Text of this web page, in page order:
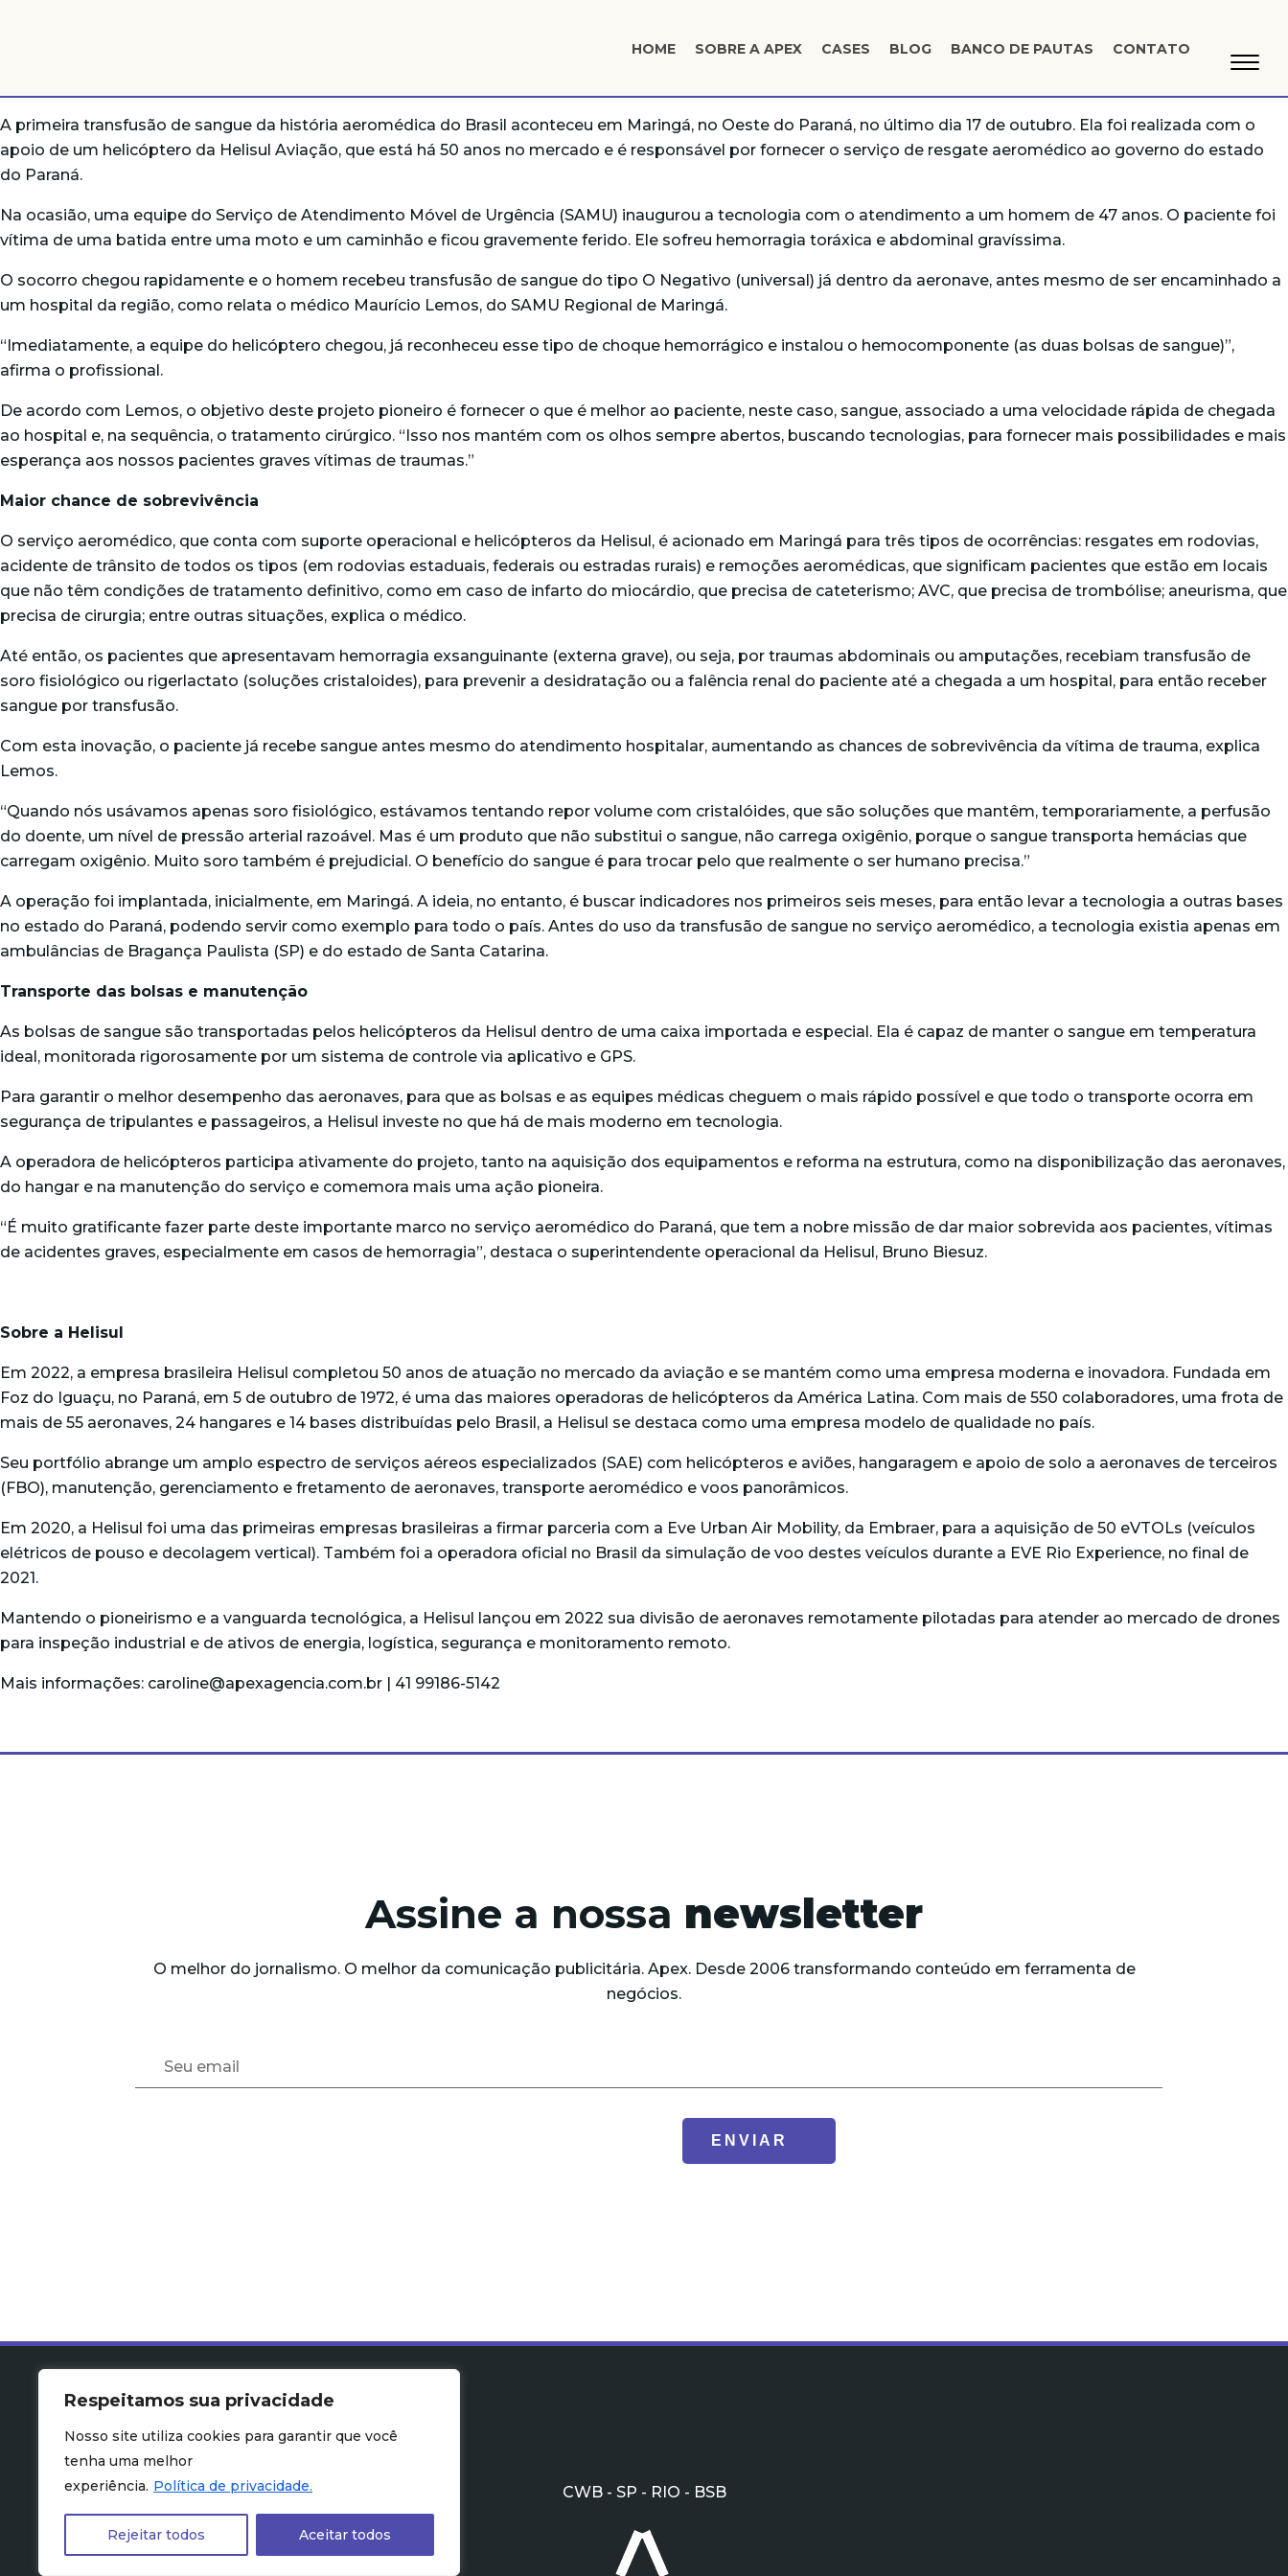
Respeitamos sua privacidade
Nosso site utiliza cookies para garantir que você
tenha uma melhor
experiência. Política de privacidade.
Rejeitar todos Aceitar todos
HOME SOBRE A APEX CASES BLOG BANCO DE PAUTAS CONTATO
A primeira transfusão de sangue da história aeromédica do Brasil aconteceu em Maringá, no Oeste do Paraná, no último dia 17 de outubro. Ela foi realizada com o
apoio de um helicóptero da Helisul Aviação, que está há 50 anos no mercado e é responsável por fornecer o serviço de resgate aeromédico ao governo do estado
do Paraná.
Na ocasião, uma equipe do Serviço de Atendimento Móvel de Urgência (SAMU) inaugurou a tecnologia com o atendimento a um homem de 47 anos. O paciente foi
vítima de uma batida entre uma moto e um caminhão e ficou gravemente ferido. Ele sofreu hemorragia toráxica e abdominal gravíssima.
O socorro chegou rapidamente e o homem recebeu transfusão de sangue do tipo O Negativo (universal) já dentro da aeronave, antes mesmo de ser encaminhado a
um hospital da região, como relata o médico Maurício Lemos, do SAMU Regional de Maringá.
“Imediatamente, a equipe do helicóptero chegou, já reconheceu esse tipo de choque hemorrágico e instalou o hemocomponente (as duas bolsas de sangue)”,
afirma o profissional.
De acordo com Lemos, o objetivo deste projeto pioneiro é fornecer o que é melhor ao paciente, neste caso, sangue, associado a uma velocidade rápida de chegada
ao hospital e, na sequência, o tratamento cirúrgico. “Isso nos mantém com os olhos sempre abertos, buscando tecnologias, para fornecer mais possibilidades e mais
esperança aos nossos pacientes graves vítimas de traumas.”
Maior chance de sobrevivência
O serviço aeromédico, que conta com suporte operacional e helicópteros da Helisul, é acionado em Maringá para três tipos de ocorrências: resgates em rodovias,
acidente de trânsito de todos os tipos (em rodovias estaduais, federais ou estradas rurais) e remoções aeromédicas, que significam pacientes que estão em locais
que não têm condições de tratamento definitivo, como em caso de infarto do miocárdio, que precisa de cateterismo; AVC, que precisa de trombólise; aneurisma, que
precisa de cirurgia; entre outras situações, explica o médico.
Até então, os pacientes que apresentavam hemorragia exsanguinante (externa grave), ou seja, por traumas abdominais ou amputações, recebiam transfusão de
soro fisiológico ou rigerlactato (soluções cristaloides), para prevenir a desidratação ou a falência renal do paciente até a chegada a um hospital, para então receber
sangue por transfusão.
Com esta inovação, o paciente já recebe sangue antes mesmo do atendimento hospitalar, aumentando as chances de sobrevivência da vítima de trauma, explica
Lemos.
“Quando nós usávamos apenas soro fisiológico, estávamos tentando repor volume com cristalóides, que são soluções que mantêm, temporariamente, a perfusão
do doente, um nível de pressão arterial razoável. Mas é um produto que não substitui o sangue, não carrega oxigênio, porque o sangue transporta hemácias que
carregam oxigênio. Muito soro também é prejudicial. O benefício do sangue é para trocar pelo que realmente o ser humano precisa.”
A operação foi implantada, inicialmente, em Maringá. A ideia, no entanto, é buscar indicadores nos primeiros seis meses, para então levar a tecnologia a outras bases
no estado do Paraná, podendo servir como exemplo para todo o país. Antes do uso da transfusão de sangue no serviço aeromédico, a tecnologia existia apenas em
ambulâncias de Bragança Paulista (SP) e do estado de Santa Catarina.
Transporte das bolsas e manutenção
As bolsas de sangue são transportadas pelos helicópteros da Helisul dentro de uma caixa importada e especial. Ela é capaz de manter o sangue em temperatura
ideal, monitorada rigorosamente por um sistema de controle via aplicativo e GPS.
Para garantir o melhor desempenho das aeronaves, para que as bolsas e as equipes médicas cheguem o mais rápido possível e que todo o transporte ocorra em
segurança de tripulantes e passageiros, a Helisul investe no que há de mais moderno em tecnologia.
A operadora de helicópteros participa ativamente do projeto, tanto na aquisição dos equipamentos e reforma na estrutura, como na disponibilização das aeronaves,
do hangar e na manutenção do serviço e comemora mais uma ação pioneira.
“É muito gratificante fazer parte deste importante marco no serviço aeromédico do Paraná, que tem a nobre missão de dar maior sobrevida aos pacientes, vítimas
de acidentes graves, especialmente em casos de hemorragia”, destaca o superintendente operacional da Helisul, Bruno Biesuz.
Sobre a Helisul
Em 2022, a empresa brasileira Helisul completou 50 anos de atuação no mercado da aviação e se mantém como uma empresa moderna e inovadora. Fundada em
Foz do Iguaçu, no Paraná, em 5 de outubro de 1972, é uma das maiores operadoras de helicópteros da América Latina. Com mais de 550 colaboradores, uma frota de
mais de 55 aeronaves, 24 hangares e 14 bases distribuídas pelo Brasil, a Helisul se destaca como uma empresa modelo de qualidade no país.
Seu portfólio abrange um amplo espectro de serviços aéreos especializados (SAE) com helicópteros e aviões, hangaragem e apoio de solo a aeronaves de terceiros
(FBO), manutenção, gerenciamento e fretamento de aeronaves, transporte aeromédico e voos panorâmicos.
Em 2020, a Helisul foi uma das primeiras empresas brasileiras a firmar parceria com a Eve Urban Air Mobility, da Embraer, para a aquisição de 50 eVTOLs (veículos
elétricos de pouso e decolagem vertical). Também foi a operadora oficial no Brasil da simulação de voo destes veículos durante a EVE Rio Experience, no final de
2021.
Mantendo o pioneirismo e a vanguarda tecnológica, a Helisul lançou em 2022 sua divisão de aeronaves remotamente pilotadas para atender ao mercado de drones
para inspeção industrial e de ativos de energia, logística, segurança e monitoramento remoto.
Mais informações: caroline@apexagencia.com.br | 41 99186-5142
Assine a nossa newsletter
O melhor do jornalismo. O melhor da comunicação publicitária. Apex. Desde 2006 transformando conteúdo em ferramenta de
negócios.
CWB - SP - RIO - BSB